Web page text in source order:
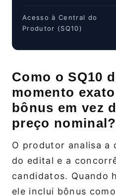
Acesso à Central do
Produtor (SQ10)
Como o SQ10
momento
bônus em vez
preço nominal?
O produtor analisa a
do edital e a
candidatos. Quando
ele inclui bônus